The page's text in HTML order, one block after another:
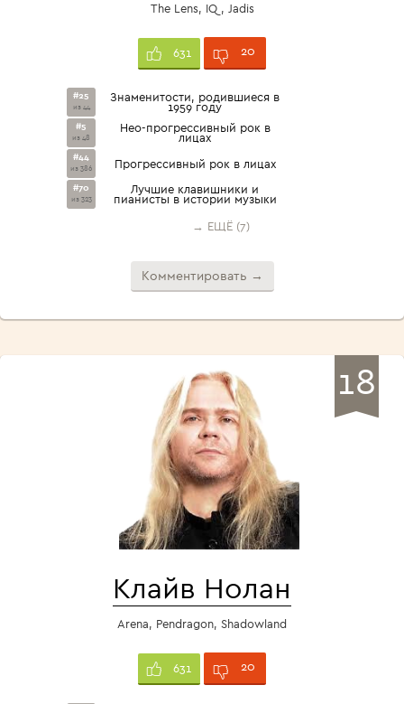
The Lens, IQ , Jadis
631 20
#25
из 44
Знаменитости, родившиеся в
1959 году
#5
из 48
Нео-прогрессивный рок в
лицах
#44
из 386 Прогрессивный рок в лицах
#70
из 323
Лучшие клавишники и
пианисты в истории музыки
→ ЕЩЁ (7)
Комментировать →
18
Клайв Нолан
Arena, Pendragon, Shadowland
631 20